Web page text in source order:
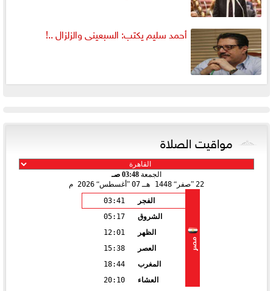
أحمد سليم يكتب: السبعينى والزلزال ..!
مواقيت الصلاة
الجمعة 03:48 صـ
22 صفر 1448 هـ 07 أغسطس 2026 م
مصر
الفجر
03:41
الشروق
05:17
الظهر
12:01
العصر
15:38
المغرب
18:44
العشاء
20:10